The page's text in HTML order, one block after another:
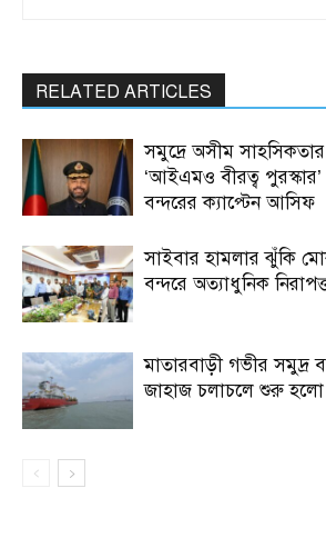
RELATED ARTICLES
সমুদ্রে অসীম সাহসিকতার
‘আইএমও বীরত্ব পুরস্কার’
বন্দরের ক্যাপ্টেন আসিফ
সাইবার হামলার ঝুঁকি
বন্দরে অত্যাধুনিক
মাতারবাড়ী গভীর সমুদ্র
জাহাজ চলাচলে শুরু হলো